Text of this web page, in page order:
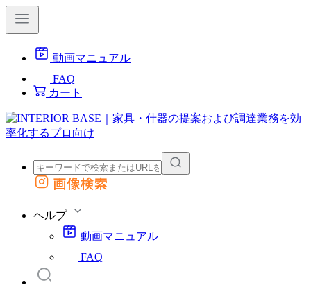
動画マニュアル
FAQ
カート
外部サイトの商品をカートに追加
画像検索
ヘルプ
動画マニュアル
FAQ